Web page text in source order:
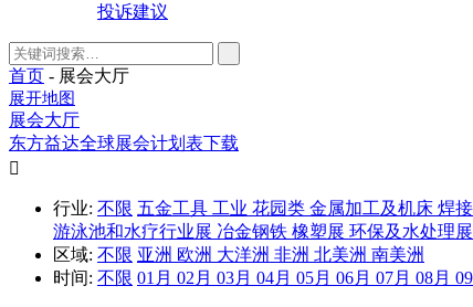
投诉建议
首页 - 展会大厅
展开地图
展会大厅
东方益达全球展会计划表下载

行业: 不限 五金工具 工业 花园类 金属加工及机床 焊接
游泳池和水疗行业展 冶金钢铁 橡塑展 环保及水处理展
区域: 不限 亚洲 欧洲 大洋洲 非洲 北美洲 南美洲
时间: 不限 01月 02月 03月 04月 05月 06月 07月 08月